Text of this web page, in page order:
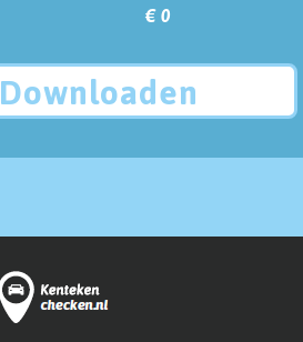
€ 0
Downloaden